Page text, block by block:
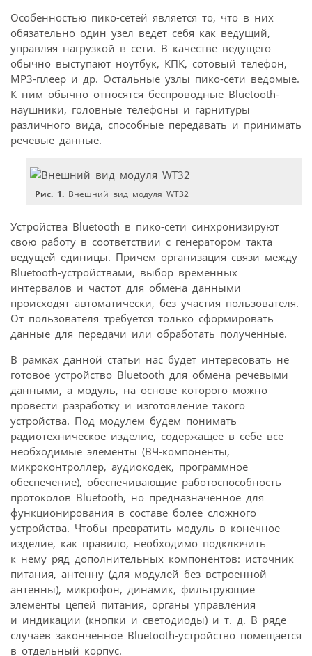
Особенностью пико-сетей является то, что в них
обязательно один узел ведет себя как ведущий,
управляя нагрузкой в сети. В качестве ведущего
обычно выступают ноутбук, КПК, сотовый телефон,
MP3-плеер и др. Остальные узлы пико-сети ведомые.
К ним обычно относятся беспроводные Bluetooth-
наушники, головные телефоны и гарнитуры
различного вида, способные передавать и принимать
речевые данные.
Рис. 1. Внешний вид модуля WT32
Устройства Bluetooth в пико-сети синхронизируют
свою работу в соответствии с генератором такта
ведущей единицы. Причем организация связи между
Bluetooth-устройствами, выбор временных
интервалов и частот для обмена данными
происходят автоматически, без участия пользователя.
От пользователя требуется только сформировать
данные для передачи или обработать полученные.
В рамках данной статьи нас будет интересовать не
готовое устройство Bluetooth для обмена речевыми
данными, а модуль, на основе которого можно
провести разработку и изготовление такого
устройства. Под модулем будем понимать
радиотехническое изделие, содержащее в себе все
необходимые элементы (ВЧ-компоненты,
микроконтроллер, аудиокодек, программное
обеспечение), обеспечивающие работоспособность
протоколов Bluetooth, но предназначенное для
функционирования в составе более сложного
устройства. Чтобы превратить модуль в конечное
изделие, как правило, необходимо подключить
к нему ряд дополнительных компонентов: источник
питания, антенну (для модулей без встроенной
антенны), микрофон, динамик, фильтрующие
элементы цепей питания, органы управления
и индикации (кнопки и светодиоды) и т. д. В ряде
случаев законченное Bluetooth-устройство помещается
в отдельный корпус.